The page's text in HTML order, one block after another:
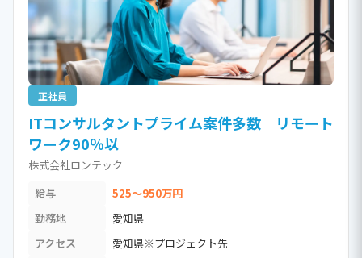
正社員
ITコンサルタントプライム案件多数 リモート
ワーク90％以
株式会社ロンテック
給与
525～950万円
勤務地
愛知県
アクセス
愛知県※プロジェクト先